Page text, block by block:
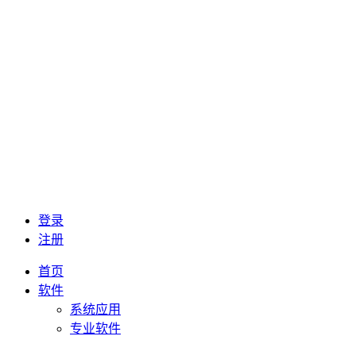
登录
注册
首页
软件
系统应用
专业软件